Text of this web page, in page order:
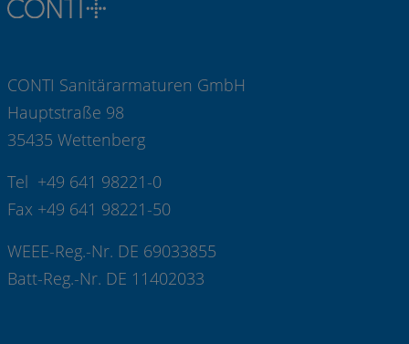
CONTI Sanitärarmaturen GmbH
Hauptstraße 98
35435 Wettenberg
Tel +49 641 98221-0
Fax +49 641 98221-50
WEEE-Reg.-Nr. DE 69033855
Batt-Reg.-Nr. DE 11402033